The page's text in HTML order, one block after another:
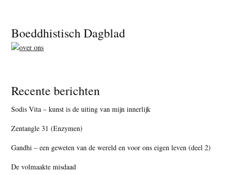
Footer
Boeddhistisch Dagblad
Recente berichten
Sodis Vita – kunst is de uiting van mijn innerlijk
Zentangle 31 (Enzymen)
Gandhi – een geweten van de wereld en voor ons eigen leven (deel 2)
De volmaakte misdaad